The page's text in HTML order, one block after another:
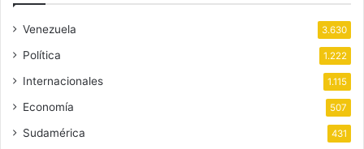
Venezuela 3.630
Política 1.222
Internacionales 1.115
Economía 507
Sudamérica 431